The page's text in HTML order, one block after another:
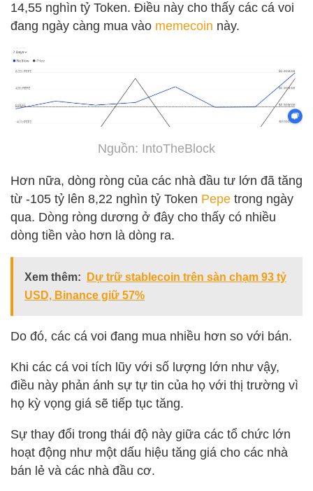
14,55 nghìn tỷ Token. Điều này cho thấy các cá voi
đang ngày càng mua vào memecoin này.
Nguồn: IntoTheBlock
Hơn nữa, dòng ròng của các nhà đầu tư lớn đã tăng
từ -105 tỷ lên 8,22 nghìn tỷ Token Pepe trong ngày
qua. Dòng ròng dương ở đây cho thấy có nhiều
dòng tiền vào hơn là dòng ra.
Xem thêm:
Dự trữ stablecoin trên sàn chạm 93 tỷ
USD, Binance giữ 57%
Do đó, các cá voi đang mua nhiều hơn so với bán.
Khi các cá voi tích lũy với số lượng lớn như vậy,
điều này phản ánh sự tự tin của họ với thị trường vì
họ kỳ vọng giá sẽ tiếp tục tăng.
Sự thay đổi trong thái độ này giữa các tổ chức lớn
hoạt động như một dấu hiệu tăng giá cho các nhà
bán lẻ và các nhà đầu cơ.